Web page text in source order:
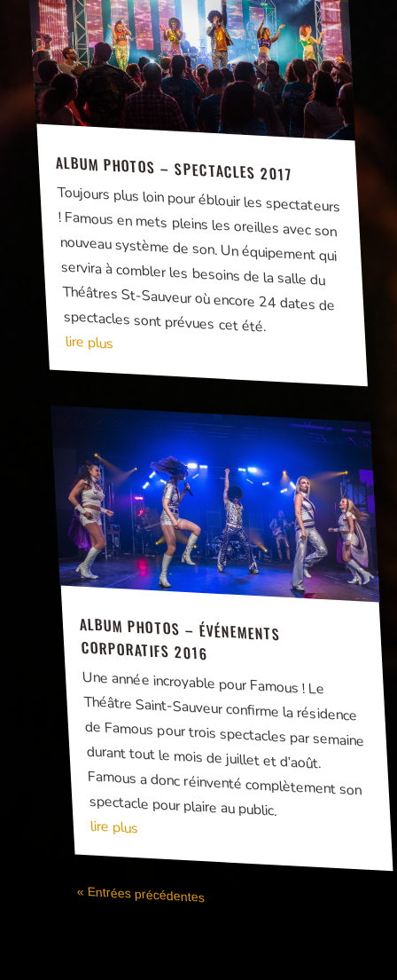
ALBUM PHOTOS – SPECTACLES 2017
Toujours plus loin pour éblouir les spectateurs
! Famous en mets pleins les oreilles avec son
nouveau système de son. Un équipement qui
servira à combler les besoins de la salle du
Théâtres St-Sauveur où encore 24 dates de
spectacles sont prévues cet été.
lire plus
ALBUM PHOTOS – ÉVÉNEMENTS
CORPORATIFS 2016
Une année incroyable pour Famous ! Le
Théâtre Saint-Sauveur confirme la résidence
de Famous pour trois spectacles par semaine
durant tout le mois de juillet et d’août.
Famous a donc réinventé complètement son
spectacle pour plaire au public.
lire plus
« Entrées précédentes